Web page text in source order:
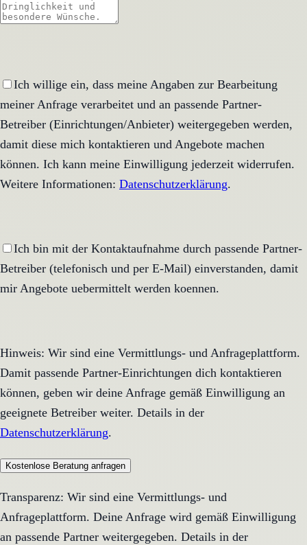
Ich willige ein, dass meine Angaben zur Bearbeitung
meiner Anfrage verarbeitet und an passende Partner-
Betreiber (Einrichtungen/Anbieter) weitergegeben werden,
damit diese mich kontaktieren und Angebote machen
können. Ich kann meine Einwilligung jederzeit widerrufen.
Weitere Informationen: Datenschutzerklärung.
Ich bin mit der Kontaktaufnahme durch passende Partner-
Betreiber (telefonisch und per E-Mail) einverstanden, damit
mir Angebote uebermittelt werden koennen.
Hinweis: Wir sind eine Vermittlungs- und Anfrageplattform.
Damit passende Partner-Einrichtungen dich kontaktieren
können, geben wir deine Anfrage gemäß Einwilligung an
geeignete Betreiber weiter. Details in der
Datenschutzerklärung.
Kostenlose Beratung anfragen
Transparenz: Wir sind eine Vermittlungs- und
Anfrageplattform. Deine Anfrage wird gemäß Einwilligung
an passende Partner weitergegeben. Details in der